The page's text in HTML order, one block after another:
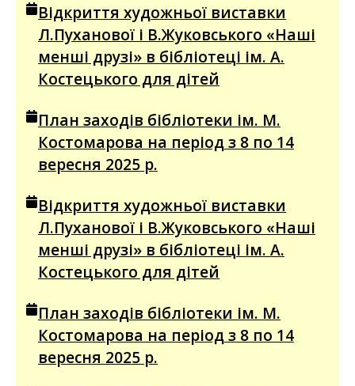
Відкриття художньої виставки
Л.Пуханової і В.Жуковського «Наші
менші друзі» в бібліотеці ім. А.
Костецького для дітей
План заходів бібліотеки ім. М.
Костомарова на період з 8 по 14
вересня 2025 р.
Відкриття художньої виставки
Л.Пуханової і В.Жуковського «Наші
менші друзі» в бібліотеці ім. А.
Костецького для дітей
План заходів бібліотеки ім. М.
Костомарова на період з 8 по 14
вересня 2025 р.